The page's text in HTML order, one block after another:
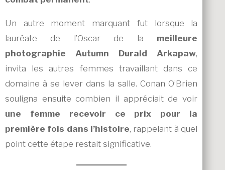
Un autre moment marquant fut lorsque la
lauréate de l’Oscar de la meilleure
photographie
Autumn Durald Arkapaw,
invita les autres femmes travaillant dans ce
domaine à se lever dans la salle. Conan O’Brien
souligna ensuite combien il appréciait de voir
une femme recevoir ce prix pour la
première fois dans l’histoire, rappelant à quel
point cette étape restait significative.